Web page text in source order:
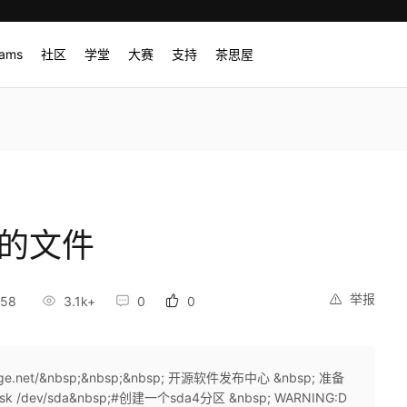
社区 学堂 大赛 支持 茶思屋
文件
举报
3.1k+ 0 0
&nbsp;&nbsp;&nbsp; 开源软件发布中心 &nbsp; 准备
/dev/sda&nbsp;#创建一个sda4分区 &nbsp; WARNING:D